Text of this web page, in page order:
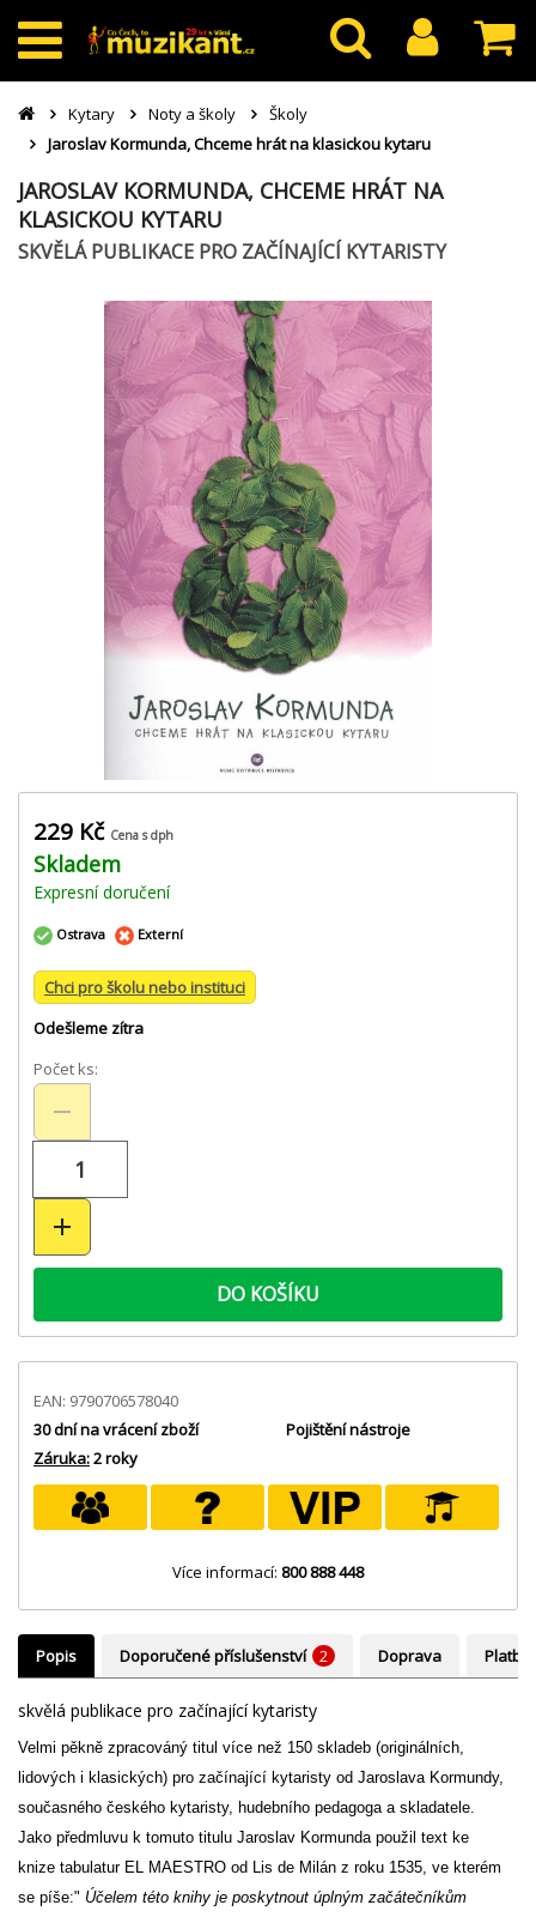
Kytary Noty a školy
Školy
Jaroslav Kormunda, Chceme hrát na klasickou kytaru
JAROSLAV KORMUNDA, CHCEME HRÁT NA
KLASICKOU KYTARU
SKVĚLÁ PUBLIKACE PRO ZAČÍNAJÍCÍ KYTARISTY
229 Kč Cena s dph
Skladem
Expresní doručení
Ostrava Externí
Chci pro školu nebo instituci
Odešleme zítra
Počet ks:
DO KOŠÍKU
EAN: 9790706578040
30 dní na vrácení zboží
Záruka:2 roky
Pojištění nástroje
Více informací: 800 888 448
Popis Doporučené příslušenství 2 Doprava Platba
skvělá publikace pro začínající kytaristy
Velmi pěkně zpracováný titul více než 150 skladeb (originálních,
lidových i klasických) pro začínající kytaristy od Jaroslava Kormundy,
současného českého kytaristy, hudebního pedagoga a skladatele.
Jako předmluvu k tomuto titulu Jaroslav Kormunda použil text ke
knize tabulatur EL MAESTRO od Lis de Milán z roku 1535, ve kterém
se píše:" Účelem této knihy je poskytnout úplným začátečníkům